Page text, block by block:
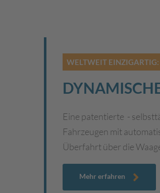
WELTWEIT EINZIGARTIG:
Eine patentierte -
Fahrzeugen mit
Überfahrt über die
Mehr erfahren